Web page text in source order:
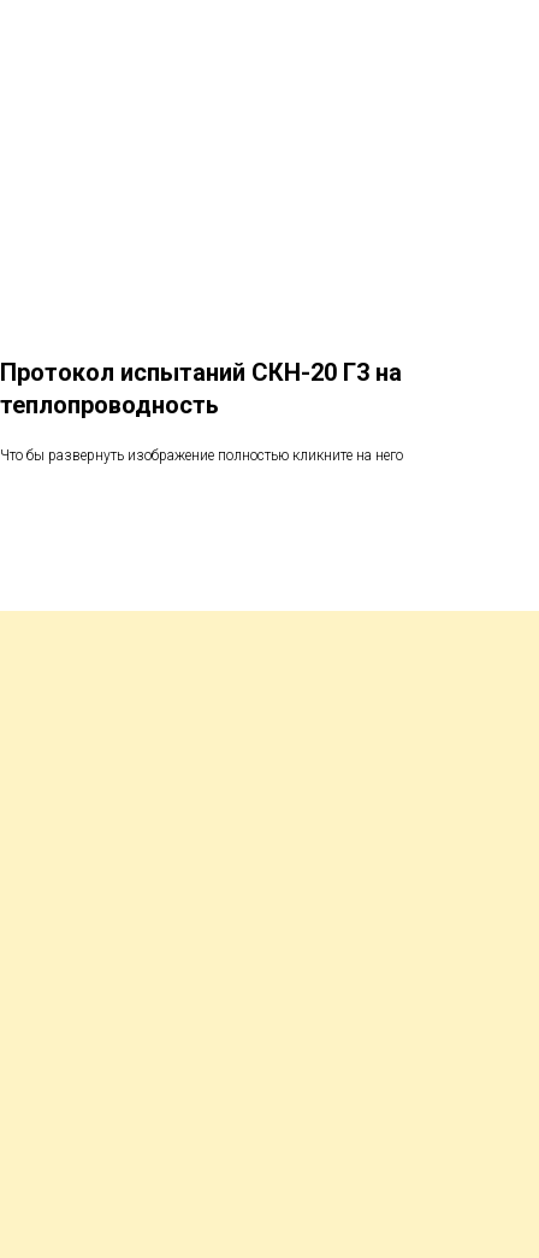
Протокол испытаний СКН-20 Г3 на
теплопроводность
Что бы развернуть изображение полностью кликните на него